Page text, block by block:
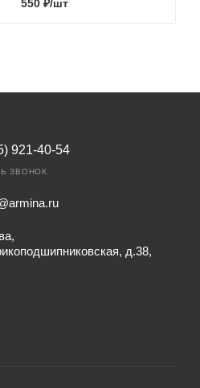
550 ₽/шт
921-40-54
ЗВОНОК
д.38,